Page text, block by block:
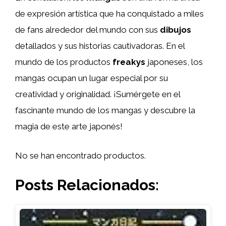
de expresión artística que ha conquistado a miles
de fans alrededor del mundo con sus dibujos
detallados y sus historias cautivadoras. En el
mundo de los productos freakys japoneses, los
mangas ocupan un lugar especial por su
creatividad y originalidad. ¡Sumérgete en el
fascinante mundo de los mangas y descubre la
magia de este arte japonés!
No se han encontrado productos.
Posts Relacionados: